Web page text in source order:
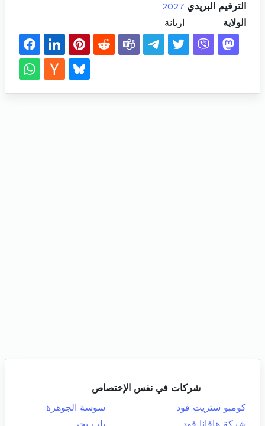
الترقيم البريدي 2027
الولاية
اريانة
شركات في نفس الإختصاص
كومبو ستريت فود
سوسة الجوهرة